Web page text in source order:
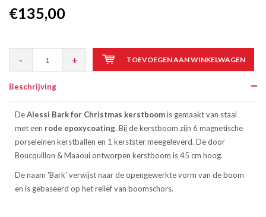
€135,00
- + TOEVOEGEN AAN WINKELWAGEN
Beschrijving
DeAlessi Bark for Christmas kerstboomis gemaakt van staal
met een rode epoxycoating. Bij de kerstboom zijn 6 magnetische
porseleinen kerstballen en 1 kerstster meegeleverd. De door
Boucquillon & Maaoui ontworpen kerstboom is 45 cm hoog.
De naam 'Bark' verwijst naar de opengewerkte vorm van de boom
en is gebaseerd op het reliëf van boomschors.